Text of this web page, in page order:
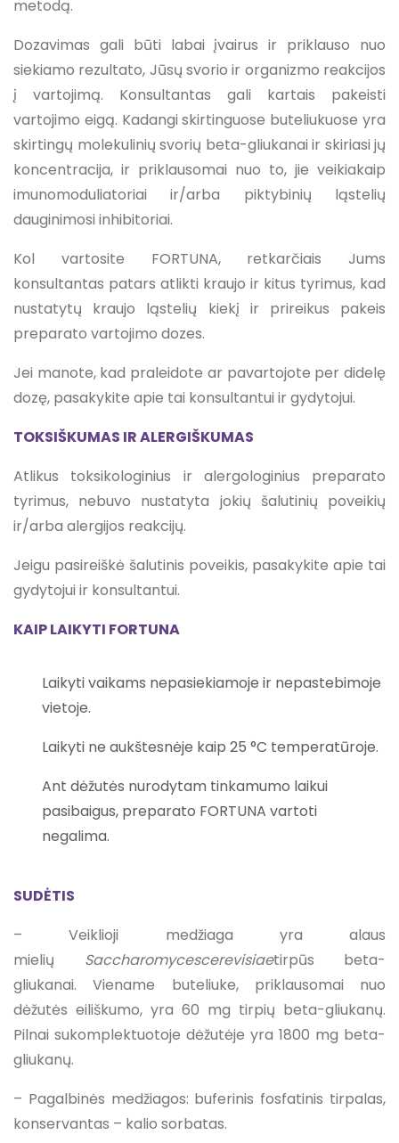
metodą.
Dozavimas gali būti labai įvairus ir priklauso nuo
siekiamo rezultato, Jūsų svorio ir organizmo reakcijos
į vartojimą. Konsultantas gali kartais pakeisti
vartojimo eigą. Kadangi skirtinguose buteliukuose yra
skirtingų molekulinių svorių beta-gliukanai ir skiriasi jų
koncentracija, ir priklausomai nuo to, jie veikiakaip
imunomoduliatoriai ir/arba piktybinių ląstelių
dauginimosi inhibitoriai.
Kol vartosite FORTUNA, retkarčiais Jums
konsultantas patars atlikti kraujo ir kitus tyrimus, kad
nustatytų kraujo ląstelių kiekį ir prireikus pakeis
preparato vartojimo dozes.
Jei manote, kad praleidote ar pavartojote per didelę
dozę, pasakykite apie tai konsultantui ir gydytojui.
TOKSIŠKUMAS IR ALERGIŠKUMAS
Atlikus toksikologinius ir alergologinius preparato
tyrimus, nebuvo nustatyta jokių šalutinių poveikių
ir/arba alergijos reakcijų.
Jeigu pasireiškė šalutinis poveikis, pasakykite apie tai
gydytojui ir konsultantui.
KAIP LAIKYTI FORTUNA
Laikyti vaikams nepasiekiamoje ir nepastebimoje
vietoje.
Laikyti ne aukštesnėje kaip 25 °C temperatūroje.
Ant dėžutės nurodytam tinkamumo laikui
pasibaigus, preparato FORTUNA vartoti
negalima.
SUDĖTIS
– Veiklioji medžiaga yra alaus
mielių Saccharomycescerevisiaetirpūs beta-
gliukanai. Viename buteliuke, priklausomai nuo
dėžutės eiliškumo, yra 60 mg tirpių beta-gliukanų.
Pilnai sukomplektuotoje dėžutėje yra 1800 mg beta-
gliukanų.
– Pagalbinės medžiagos: buferinis fosfatinis tirpalas,
konservantas – kalio sorbatas.